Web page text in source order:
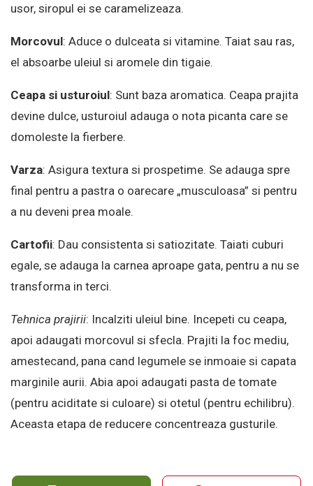
usor, siropul ei se caramelizeaza.
Morcovul: Aduce o dulceata si vitamine. Taiat sau ras,
el absoarbe uleiul si aromele din tigaie.
Ceapa si usturoiul: Sunt baza aromatica. Ceapa prajita
devine dulce, usturoiul adauga o nota picanta care se
domoleste la fierbere.
Varza: Asigura textura si prospetime. Se adauga spre
final pentru a pastra o oarecare „musculoasa” si pentru
a nu deveni prea moale.
Cartofii: Dau consistenta si satiozitate. Taiati cuburi
egale, se adauga la carnea aproape gata, pentru a nu se
transforma in terci.
Tehnica prajirii: Incalziti uleiul bine. Incepeti cu ceapa,
apoi adaugati morcovul si sfecla. Prajiti la foc mediu,
amestecand, pana cand legumele se inmoaie si capata
marginile aurii. Abia apoi adaugati pasta de tomate
(pentru aciditate si culoare) si otetul (pentru echilibru).
Aceasta etapa de reducere concentreaza gusturile.